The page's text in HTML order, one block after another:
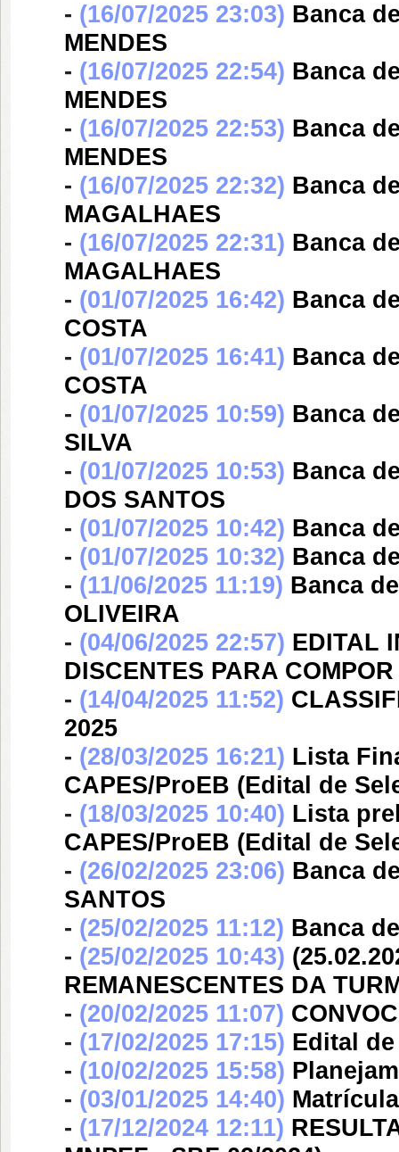
- (16/07/2025 23:03) Banca
MENDES
- (16/07/2025 22:54) Banca
MENDES
- (16/07/2025 22:53) Banca
MENDES
- (16/07/2025 22:32) Banca
MAGALHAES
- (16/07/2025 22:31) Banca
MAGALHAES
- (01/07/2025 16:42) Banca
COSTA
- (01/07/2025 16:41) Banca
COSTA
- (01/07/2025 10:59) Banca
SILVA
- (01/07/2025 10:53) Banca
DOS SANTOS
- (01/07/2025 10:42) Banca
- (01/07/2025 10:32) Banca
- (11/06/2025 11:19) Banca
OLIVEIRA
- (04/06/2025 22:57) EDITAL
DISCENTES PARA
- (14/04/2025 11:52)
2025
- (28/03/2025 16:21) Lista
CAPES/ProEB (Edital de
- (18/03/2025 10:40) Lista
CAPES/ProEB (Edital de
- (26/02/2025 23:06) Banca
SANTOS
- (25/02/2025 11:12) Banca
- (25/02/2025 10:43)
REMANESCENTES DA
- (20/02/2025 11:07)
- (17/02/2025 17:15) Edital
- (10/02/2025 15:58)
- (03/01/2025 14:40)
- (17/12/2024 12:11)